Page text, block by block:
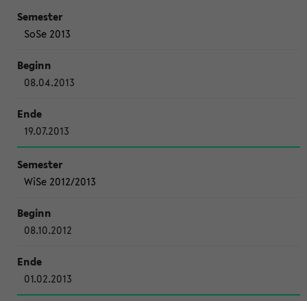
SoSe 2013
08.04.2013
19.07.2013
WiSe 2012/2013
08.10.2012
01.02.2013